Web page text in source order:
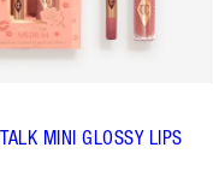
MINI GLOSSY LIPS